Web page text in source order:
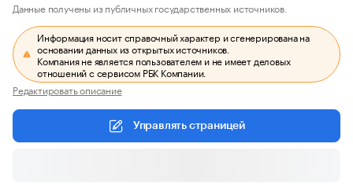
Данные получены из публичных государственных источников.
Информация носит справочный характер и сгенерирована на
основании данных из открытых источников.
Компания не является пользователем и не имеет деловых
отношений с сервисом РБК Компании.
Редактировать описание
Управлять страницей